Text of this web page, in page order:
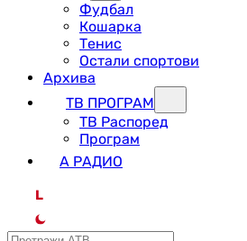
Фудбал
Кошарка
Тенис
Остали спортови
Архива
ТВ ПРОГРАМ
ТВ Распоред
Програм
А РАДИО
L